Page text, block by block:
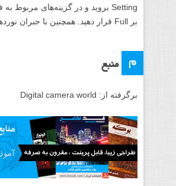
شما می‌توانید از فلاش داخلی دوربین
چسب نواری آن را محکم نمایید. سعی